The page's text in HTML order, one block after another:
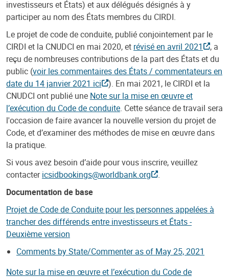
investisseurs et États) et aux délégués désignés à y
participer au nom des États membres du CIRDI.
Le projet de code de conduite, publié conjointement par le
CIRDI et la CNUDCI en mai 2020, et révisé en avril 2021
, a
reçu de nombreuses contributions de la part des États et du
public (voir les commentaires des États / commentateurs en
date du 14 janvier 2021 ici
). En mai 2021, le CIRDI et la
CNUDCI ont publié une Note sur la mise en œuvre et
l’exécution du Code de conduite. Cette séance de travail sera
l'occasion de faire avancer la nouvelle version du projet de
Code, et d’examiner des méthodes de mise en œuvre dans
la pratique.
Si vous avez besoin d’aide pour vous inscrire, veuillez
contactericsidbookings@worldbank.org
.
Documentation de base
Projet de Code de Conduite pour les personnes appelées à
trancher des différends entre investisseurs et États -
Deuxième version
Comments by State/Commenter as of May 25, 2021
Note sur la mise en œuvre et l’exécution du Code de